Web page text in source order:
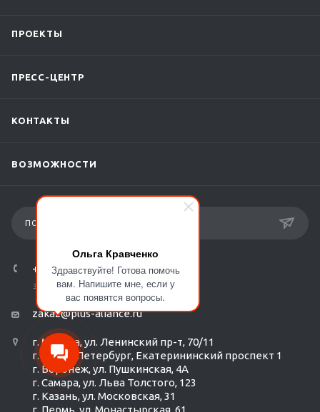
Ольга Кравченко
Здравствуйте! Готова помочь
вам. Напишите мне, если у
вас появятся вопросы.
ПРОЕКТЫ
ПРЕСС-ЦЕНТР
КОНТАКТЫ
ВОЗМОЖНОСТИ
ПОДПИСКА НА РАССЫЛКУ
+7 (800) 505-71-03
ЗАКАЗАТЬ ЗВОНОК
zakaz@plus-aliance.ru
г. Москва, ул. Ленинский пр-т, 70/11
г. Санкт-Петербург, Екатерининский проспект 1
г. Воронеж, ул. Пушкинская, 4А
г. Самара, ул. Льва Толстого, 123
г. Казань, ул. Московская, 31